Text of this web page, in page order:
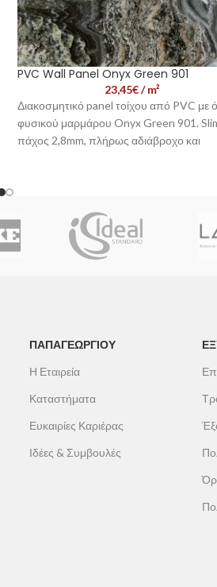
PVC Wall Panel Onyx Green 901
23,45€/ m²
Διακοσμητικό panel τοίχου από PVC με
φυσικού μαρμάρου Onyx Green 901.
πάχος 2,8mm, πλήρως αδιάβροχο και
Εξυπηρέτηση Πελατών
Η τιμή συσκευασίας αντιστοιχεί σε
1
panel
ΠΑΠΑΓΕΩΡΓΊΟΥ
Η Εταιρεία
Καταστήματα
Ευκαιρίες Καριέρας
Ιδέες & Συμβουλές